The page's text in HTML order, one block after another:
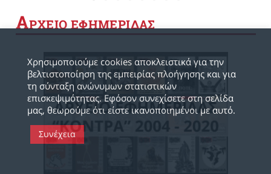
ΑΡΧΕΙΟ ΕΦΗΜΕΡΙΔΑΣ
Χρησιμοποιούμε cookies αποκλειστικά για την
βελτιστοποίηση της εμπειρίας πλοήγησης και για
τη σύνταξη ανώνυμων στατιστικών
επισκεψιμότητας. Εφόσον συνεχίσετε στη σελίδα
μας, θεωρούμε ότι είστε ικανοποιημένοι με αυτό.
Συνέχεια